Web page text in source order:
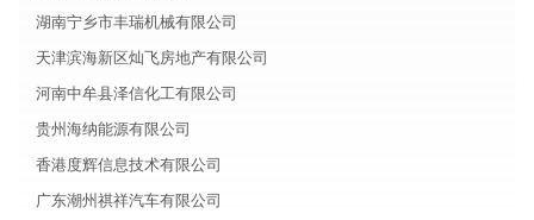
湖南宁乡市丰瑞机械有限公司
天津滨海新区灿飞房地产有限公司
河南中牟县泽信化工有限公司
贵州海纳能源有限公司
香港度辉信息技术有限公司
广东潮州祺祥汽车有限公司